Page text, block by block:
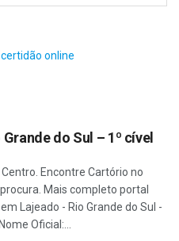
do Sul – 1º cível
Encontre Cartório no
Mais completo portal
Lajeado - Rio Grande do Sul -
Oficial:...